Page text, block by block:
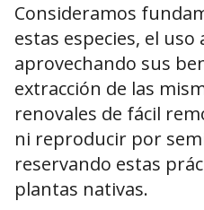
Consideramos
estas especies, el uso
aprovechando sus
extracción de las
renovales de fácil
ni reproducir por
reservando estas
plantas nativas.